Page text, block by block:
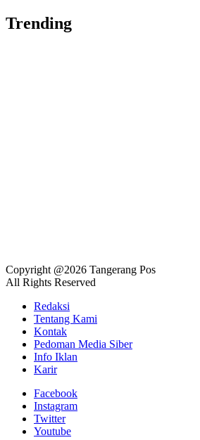
Trending
Copyright @2026 Tangerang Pos
All Rights Reserved
Redaksi
Tentang Kami
Kontak
Pedoman Media Siber
Info Iklan
Karir
Facebook
Instagram
Twitter
Youtube